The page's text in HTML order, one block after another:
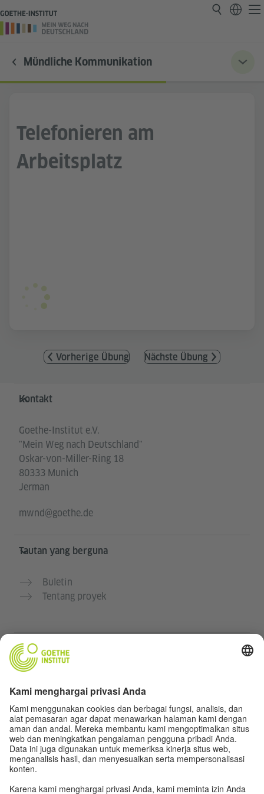
Mündliche Kommunikation
Telefonieren am
Arbeitsplatz
Vorherige Übung Nächste Übung
Service- und Informationsbereich
Kontakt
Goethe-Institut e.V.
"Mein Weg nach Deutschland"
Oskar-von-Miller-Ring 18
80333 Munich
Jerman
mwnd@goethe.de
Tautan yang berguna
Buletin
Tentang proyek
Situs web lainnya
Latihan bahasa Jerman secara gratis
Kursus bahasa Jerman dari Goethe-Institut
Portal guru “Deutschstunde”
Privasi dan Aksesibilitas